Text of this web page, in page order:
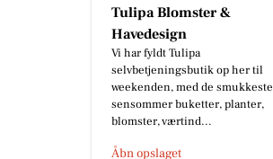
Tulipa Blomster &
Havedesign
Vi har fyldt Tulipa
selvbetjeningsbutik op her til
weekenden, med de smukkeste
sensommer buketter, planter,
blomster, værtind...
Åbn opslaget